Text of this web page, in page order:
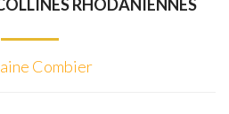
RHODANIENNES
Combier